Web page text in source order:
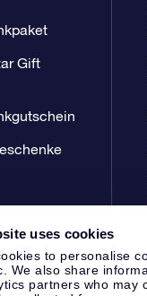
uses cookies
to personalise
We also share
partners who may
Gift